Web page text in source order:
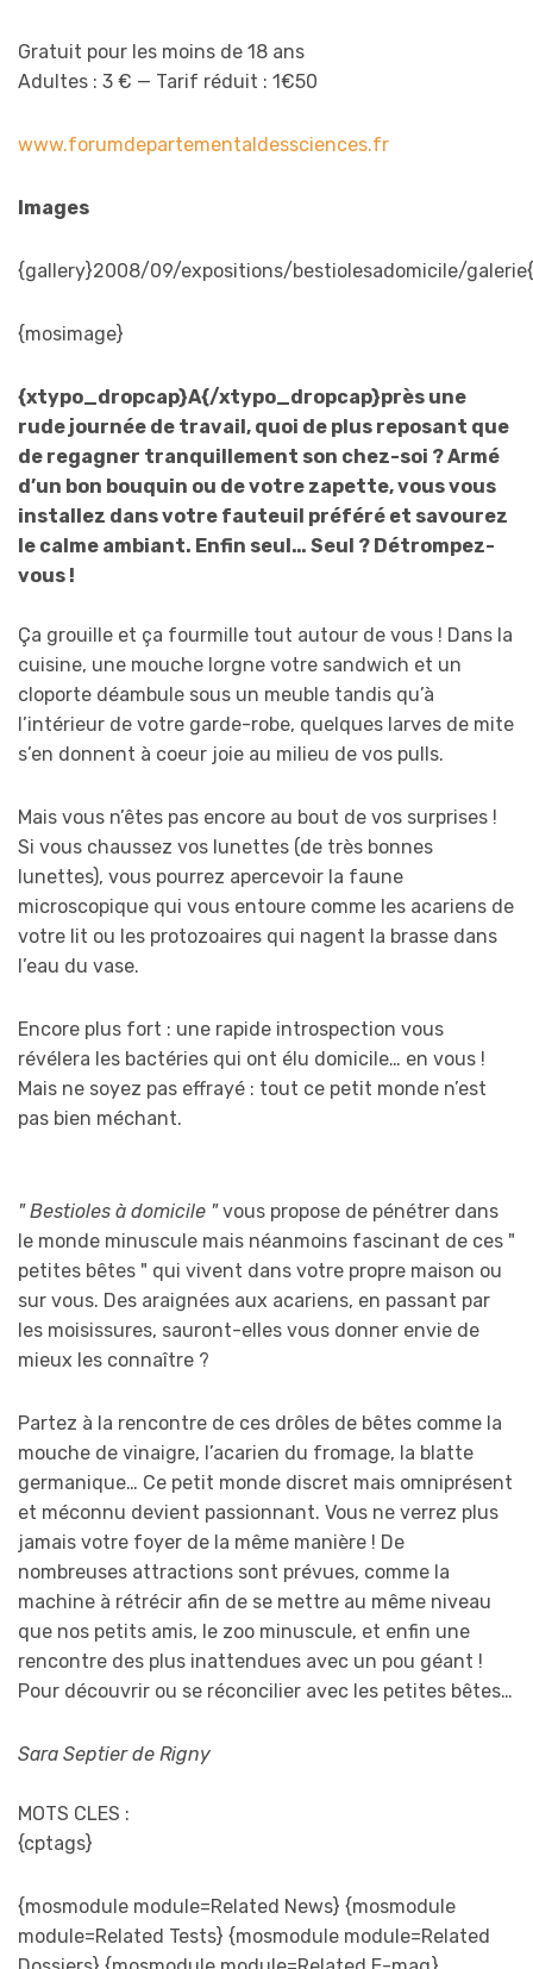
Gratuit pour les moins de 18 ans
Adultes : 3 € — Tarif réduit : 1€50
www.forumdepartementaldessciences.fr
Images
{gallery}2008/09/expositions/bestiolesadomicile/
{mosimage}
{xtypo_dropcap}A{/xtypo_dropcap}près une
rude journée de travail, quoi de plus reposant que
de regagner tranquillement son chez-soi ? Armé
d’un bon bouquin ou de votre zapette, vous vous
installez dans votre fauteuil préféré et savourez
le calme ambiant. Enfin seul… Seul ? Détrompez-
vous !
Ça grouille et ça fourmille tout autour de vous ! Dans la
cuisine, une mouche lorgne votre sandwich et un
cloporte déambule sous un meuble tandis qu’à
l’intérieur de votre garde-robe, quelques larves de mite
s’en donnent à coeur joie au milieu de vos pulls.
Mais vous n’êtes pas encore au bout de vos surprises !
Si vous chaussez vos lunettes (de très bonnes
lunettes), vous pourrez apercevoir la faune
microscopique qui vous entoure comme les acariens de
votre lit ou les protozoaires qui nagent la brasse dans
l’eau du vase.
Encore plus fort : une rapide introspection vous
révélera les bactéries qui ont élu domicile… en vous !
Mais ne soyez pas effrayé : tout ce petit monde n’est
pas bien méchant.
" Bestioles à domicile "vous propose de pénétrer dans
le monde minuscule mais néanmoins fascinant de ces "
petites bêtes " qui vivent dans votre propre maison ou
sur vous. Des araignées aux acariens, en passant par
les moisissures, sauront-elles vous donner envie de
mieux les connaître ?
Partez à la rencontre de ces drôles de bêtes comme la
mouche de vinaigre, l’acarien du fromage, la blatte
germanique… Ce petit monde discret mais omniprésent
et méconnu devient passionnant. Vous ne verrez plus
jamais votre foyer de la même manière ! De
nombreuses attractions sont prévues, comme la
machine à rétrécir afin de se mettre au même niveau
que nos petits amis, le zoo minuscule, et enfin une
rencontre des plus inattendues avec un pou géant !
Pour découvrir ou se réconcilier avec les petites bêtes…
Sara Septier de Rigny
MOTS CLES :
{cptags}
{mosmodule module=Related News} {mosmodule
module=Related Tests} {mosmodule module=Related